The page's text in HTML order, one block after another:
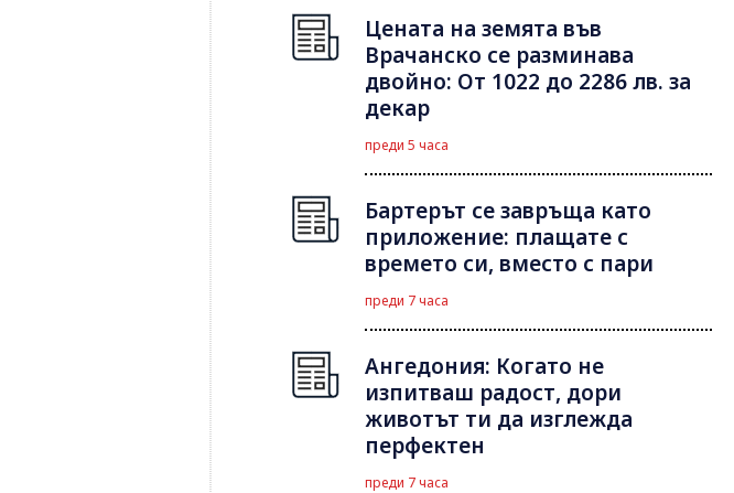
Цената на земята във
Врачанско се разминава
двойно: От 1022 до 2286 лв. за
декар
преди 5 часа
Бартерът се завръща като
приложение: плащате с
времето си, вместо с пари
преди 7 часа
Ангедония: Когато не
изпитваш радост, дори
животът ти да изглежда
перфектен
преди 7 часа